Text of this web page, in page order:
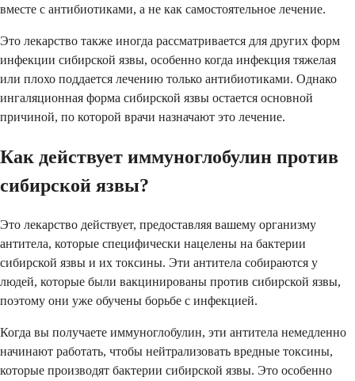
вместе с антибиотиками, а не как самостоятельное лечение.
Это лекарство также иногда рассматривается для других форм
инфекции сибирской язвы, особенно когда инфекция тяжелая
или плохо поддается лечению только антибиотиками. Однако
ингаляционная форма сибирской язвы остается основной
причиной, по которой врачи назначают это лечение.
Как действует иммуноглобулин против
сибирской язвы?
Это лекарство действует, предоставляя вашему организму
антитела, которые специфически нацелены на бактерии
сибирской язвы и их токсины. Эти антитела собираются у
людей, которые были вакцинированы против сибирской язвы,
поэтому они уже обучены борьбе с инфекцией.
Когда вы получаете иммуноглобулин, эти антитела немедленно
начинают работать, чтобы нейтрализовать вредные токсины,
которые производят бактерии сибирской язвы. Это особенно